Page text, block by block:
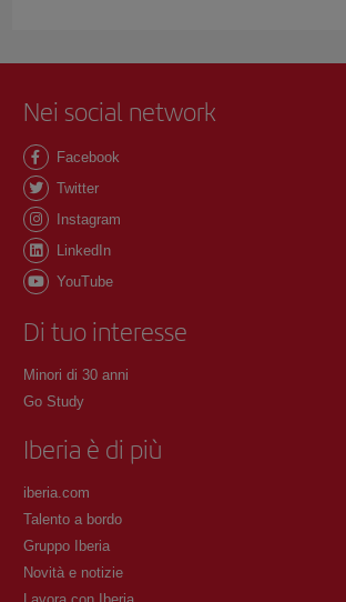
Nei social network
Facebook
Twitter
Instagram
LinkedIn
YouTube
Di tuo interesse
Minori di 30 anni
Go Study
Iberia è di più
iberia.com
Talento a bordo
Gruppo Iberia
Novità e notizie